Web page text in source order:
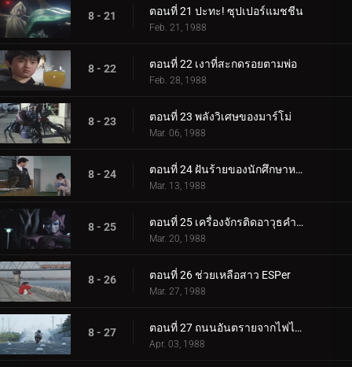
8 - 21 ตอนที่ 21 ปะทะ! ซุปเปอร์แมชชีน
Feb. 21, 1988
8 - 22 ตอนที่ 22 เงาที่สะกดรอยตามพ่อ
Feb. 28, 1988
8 - 23 ตอนที่ 23 พลังวิเศษของมาร์โม่
Mar. 06, 1988
8 - 24 ตอนที่ 24 ฝันร้ายของนักศึกษาหญิง
Mar. 13, 1988
8 - 25 ตอนที่ 25 เครื่องจักรติดอาวุธคำราม
Mar. 20, 1988
8 - 26 ตอนที่ 26 ช่วยเหลือสาว ESPer
Mar. 27, 1988
8 - 27 ตอนที่ 27 ถนนอันตรายจากไฟไหม้
Apr. 03, 1988